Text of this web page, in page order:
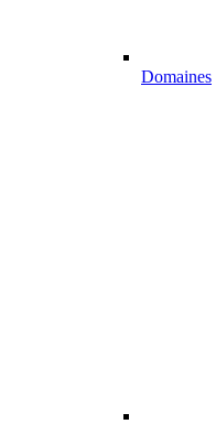
Domaines